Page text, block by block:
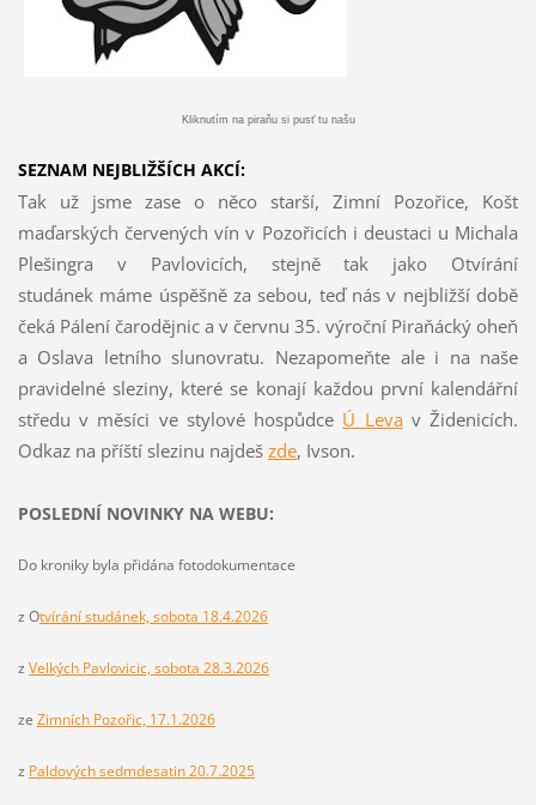
Kliknutím na piraňu si pusť tu našu
SEZNAM NEJBLIŽŠÍCH AKCÍ:
Tak už jsme zase o něco starší, Zimní Pozořice, Košt
maďarských červených vín v Pozořicích i deustaci u Michala
Plešingra v Pavlovicích, stejně tak jako Otvírání
studánek máme úspěšně za sebou, teď nás v nejbližší době
čeká Pálení čarodějnic a v červnu 35. výroční Piraňácký oheň
a Oslava letního slunovratu. Nezapomeňte ale i na naše
pravidelné sleziny, které se konají každou první kalendářní
středu v měsíci ve stylové hospůdce Ú Levav Židenicích.
Odkaz na příští slezinu najdeš zde, Ivson.
POSLEDNÍ NOVINKY NA WEBU:
Do kroniky byla přidána fotodokumentace
z Otvírání studánek, sobota 18.4.2026
z Velkých Pavlovicic, sobota 28.3.2026
ze Zimních Pozořic, 17.1.2026
z Paldových sedmdesatin 20.7.2025